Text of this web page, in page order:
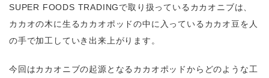
SUPER FOODS TRADINGで取り扱っているカカオニブは、
カカオの木に生るカカオポッドの中に入っているカカオ豆を人
の手で加工していき出来上がります。
今回はカカオニブの起源となるカカオポッドからどのような工